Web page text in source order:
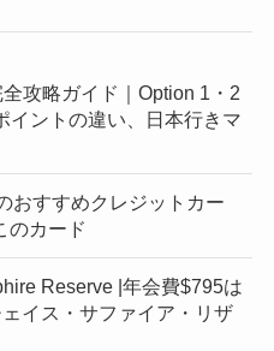
攻略ガイド｜Option 1・2
イントの違い、日本行きマ
おすすめクレジットカー
のカード
Reserve |年会費$795は
イス・サファイア・リザ